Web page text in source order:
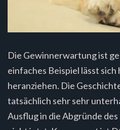
Die Gewinnerwartung ist
einfaches Beispiel lässt
heranziehen. Die
tatsächlich sehr sehr
Ausflug in die Abgründe